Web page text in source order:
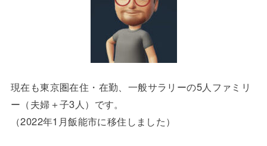
現在も東京圏在住・在勤、一般サラリーの5人ファミリ
ー（夫婦＋子3人）です。
（2022年1月飯能市に移住しました）